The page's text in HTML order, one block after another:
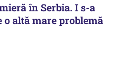
în Serbia. I s-a
altă mare problemă